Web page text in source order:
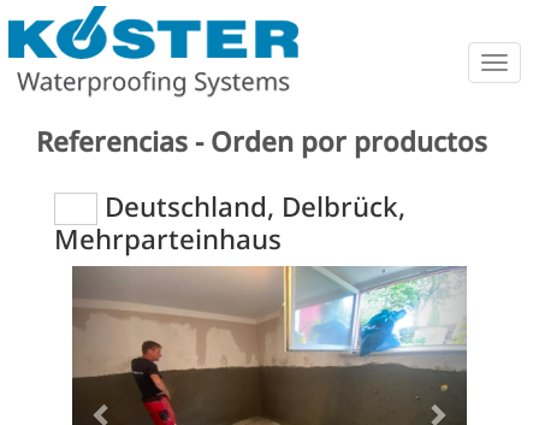
Referencias - Orden por productos
Deutschland, Delbrück,
Mehrparteinhaus
Previous Next